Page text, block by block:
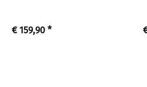
€ 159,90 *